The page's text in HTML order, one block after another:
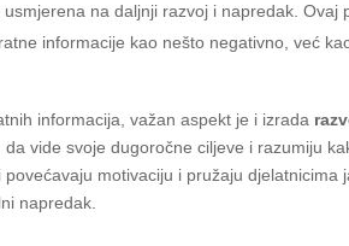
usmjerena na daljnji razvoj i napredak. Ovaj
informacije kao nešto negativno, već
informacija, važan aspekt je i izrada
da vide svoje dugoročne ciljeve i razumiju
povećavaju motivaciju i pružaju djelatnicima
napredak.